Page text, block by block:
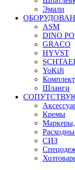
Эмали
ASM
DINO
GRACO
HYVST
YoKiJi
Шланги
Кремы
СИЗ